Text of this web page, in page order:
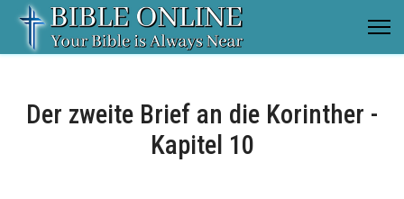
Der zweite Brief an die Korinther -
Kapitel 10